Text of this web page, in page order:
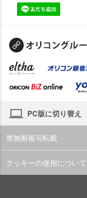
PC版に切り替え
禁無断複写転載
クッキーの使用について